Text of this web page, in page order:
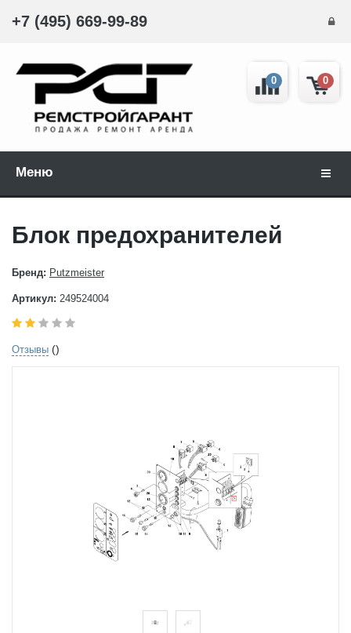
+7 (495) 669-99-89
0
0
Меню
Блок предохранителей
Бренд: Putzmeister
Артикул: 249524004
Отзывы ()